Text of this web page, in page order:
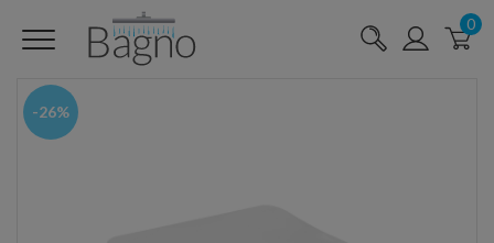
0
-26%